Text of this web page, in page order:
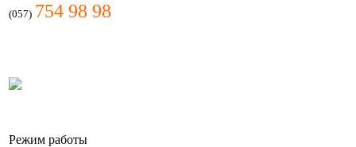
(057) 754 98 98
Режим работы